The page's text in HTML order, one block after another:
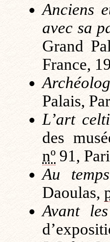
Anciens
avec sa
Grand
France,
Palais,
L’art
des
nº 91,
Au
Daoulas,
Avant